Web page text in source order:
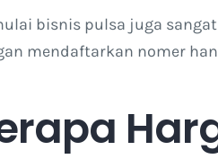
bisnis pulsa juga
mendaftarkan nomer